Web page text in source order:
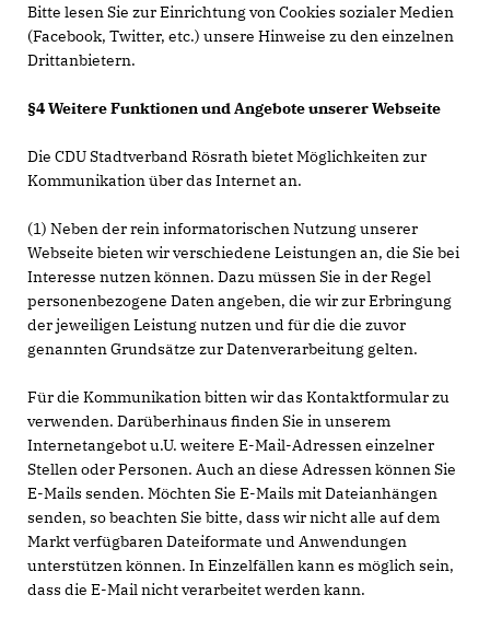
Bitte lesen Sie zur Einrichtung von Cookies sozialer Medien
(Facebook, Twitter, etc.) unsere Hinweise zu den einzelnen
Drittanbietern.
§4 Weitere Funktionen und Angebote unserer Webseite
Die CDU Stadtverband Rösrath bietet Möglichkeiten zur
Kommunikation über das Internet an.
(1) Neben der rein informatorischen Nutzung unserer
Webseite bieten wir verschiedene Leistungen an, die Sie bei
Interesse nutzen können. Dazu müssen Sie in der Regel
personenbezogene Daten angeben, die wir zur Erbringung
der jeweiligen Leistung nutzen und für die die zuvor
genannten Grundsätze zur Datenverarbeitung gelten.
Für die Kommunikation bitten wir das Kontaktformular zu
verwenden. Darüberhinaus finden Sie in unserem
Internetangebot u.U. weitere E-Mail-Adressen einzelner
Stellen oder Personen. Auch an diese Adressen können Sie
E-Mails senden. Möchten Sie E-Mails mit Dateianhängen
senden, so beachten Sie bitte, dass wir nicht alle auf dem
Markt verfügbaren Dateiformate und Anwendungen
unterstützen können. In Einzelfällen kann es möglich sein,
dass die E-Mail nicht verarbeitet werden kann.